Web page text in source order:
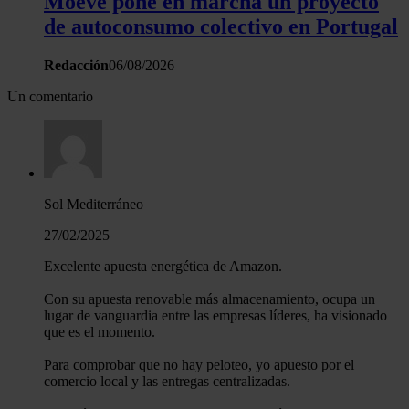
de autoconsumo colectivo en Portugal
Redacción06/08/2026
Un comentario
Sol Mediterráneo
27/02/2025
Excelente apuesta energética de Amazon.
Con su apuesta renovable más almacenamiento, ocupa un
lugar de vanguardia entre las empresas líderes, ha visionado
que es el momento.
Para comprobar que no hay peloteo, yo apuesto por el
comercio local y las entregas centralizadas.